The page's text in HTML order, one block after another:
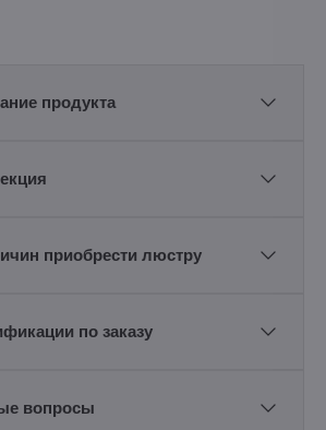
продукта
приобрести люстру
по заказу
вопросы